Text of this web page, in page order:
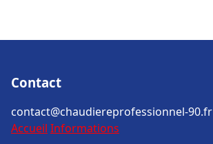
Contact
contact@chaudiereprofessionnel-90.fr
Accueil Informations